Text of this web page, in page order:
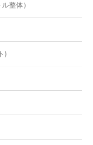
整体）
)